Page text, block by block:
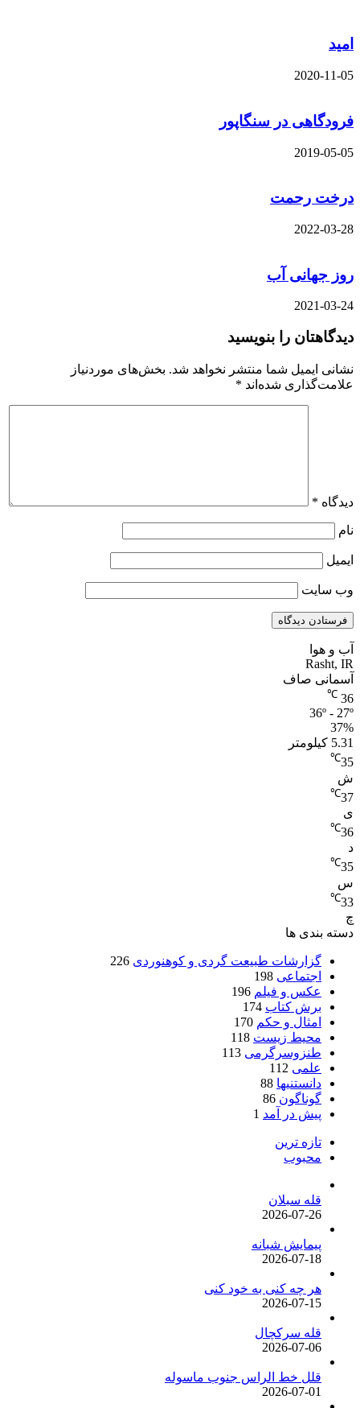
امید
2020-11-05
فرودگاهی در سنگاپور
2019-05-05
درخت رحمت
2022-03-28
روز جهانی آب
2021-03-24
دیدگاهتان را بنویسید
نشانی ایمیل شما منتشر نخواهد شد. بخش‌های موردنیاز
علامت‌گذاری شده‌اند *
دیدگاه *
نام
ایمیل
وب‌ سایت
آب و هوا
Rasht, IR
آسمانی صاف
36
℃
36º - 27º
37%
5.31 کیلومتر
35
℃
ش
37
℃
ی
36
℃
د
35
℃
س
33
℃
چ
دسته بندی ها
گزارشات طبیعت گردی و کوهنوردی 226
اجتماعی 198
عکس و فیلم 196
برش کتاب 174
امثال و حکم 170
محیط زیست 118
طنزوسرگرمی 113
علمی 112
دانستنیها 88
گوناگون 86
پیش در آمد 1
تازه ترین
محبوب
قله سبلان
2026-07-26
پیمایش شبانه
2026-07-18
هر چه کنی به خود کنی
2026-07-15
قله سرکچال
2026-07-06
قلل خط الراس جنوب ماسوله
2026-07-01